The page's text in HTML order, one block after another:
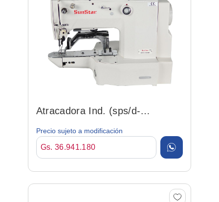
Atracadora Ind. (sps/d-
b1201(h)) Pes. Electrónica
Precio sujeto a modificación
Gs. 36.941.180